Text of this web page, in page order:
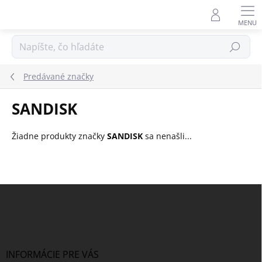
Hľadať
Predávané značky
SANDISK
Žiadne produkty značky SANDISK sa nenašli...
INFORMÁCIE PRE VÁS